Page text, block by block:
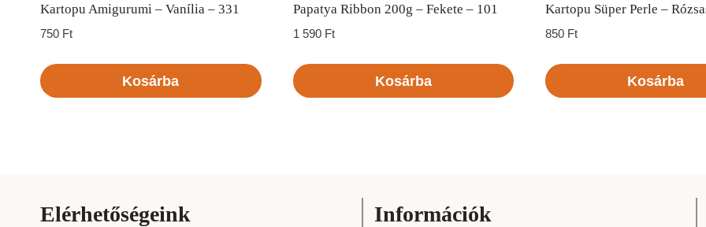
Kartopu Amigurumi – Vanília – 331
750 Ft
Kosárba
Papatya Ribbon 200g – Fekete – 101
1 590 Ft
Kosárba
Kartopu Süper Perle –
850 Ft
Kosárba
Elérhetőségeink Információk